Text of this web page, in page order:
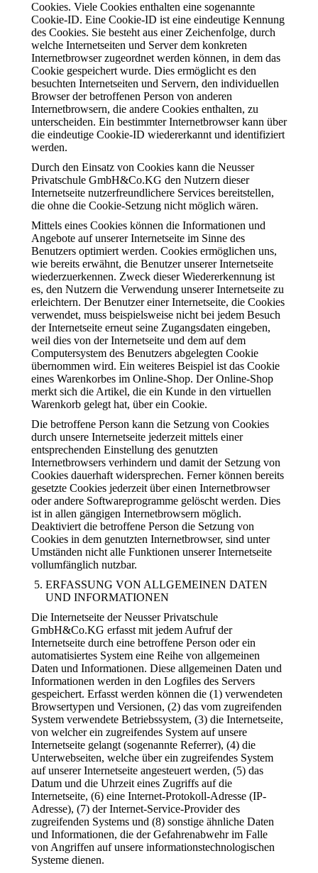
Cookies. Viele Cookies enthalten eine sogenannte
Cookie-ID. Eine Cookie-ID ist eine eindeutige Kennung
des Cookies. Sie besteht aus einer Zeichenfolge, durch
welche Internetseiten und Server dem konkreten
Internetbrowser zugeordnet werden können, in dem das
Cookie gespeichert wurde. Dies ermöglicht es den
besuchten Internetseiten und Servern, den individuellen
Browser der betroffenen Person von anderen
Internetbrowsern, die andere Cookies enthalten, zu
unterscheiden. Ein bestimmter Internetbrowser kann über
die eindeutige Cookie-ID wiedererkannt und identifiziert
werden.
Durch den Einsatz von Cookies kann die Neusser
Privatschule GmbH&Co.KG den Nutzern dieser
Internetseite nutzerfreundlichere Services bereitstellen,
die ohne die Cookie-Setzung nicht möglich wären.
Mittels eines Cookies können die Informationen und
Angebote auf unserer Internetseite im Sinne des
Benutzers optimiert werden. Cookies ermöglichen uns,
wie bereits erwähnt, die Benutzer unserer Internetseite
wiederzuerkennen. Zweck dieser Wiedererkennung ist
es, den Nutzern die Verwendung unserer Internetseite zu
erleichtern. Der Benutzer einer Internetseite, die Cookies
verwendet, muss beispielsweise nicht bei jedem Besuch
der Internetseite erneut seine Zugangsdaten eingeben,
weil dies von der Internetseite und dem auf dem
Computersystem des Benutzers abgelegten Cookie
übernommen wird. Ein weiteres Beispiel ist das Cookie
eines Warenkorbes im Online-Shop. Der Online-Shop
merkt sich die Artikel, die ein Kunde in den virtuellen
Warenkorb gelegt hat, über ein Cookie.
Die betroffene Person kann die Setzung von Cookies
durch unsere Internetseite jederzeit mittels einer
entsprechenden Einstellung des genutzten
Internetbrowsers verhindern und damit der Setzung von
Cookies dauerhaft widersprechen. Ferner können bereits
gesetzte Cookies jederzeit über einen Internetbrowser
oder andere Softwareprogramme gelöscht werden. Dies
ist in allen gängigen Internetbrowsern möglich.
Deaktiviert die betroffene Person die Setzung von
Cookies in dem genutzten Internetbrowser, sind unter
Umständen nicht alle Funktionen unserer Internetseite
vollumfänglich nutzbar.
ERFASSUNG VON ALLGEMEINEN DATEN
UND INFORMATIONEN
Die Internetseite der Neusser Privatschule
GmbH&Co.KG erfasst mit jedem Aufruf der
Internetseite durch eine betroffene Person oder ein
automatisiertes System eine Reihe von allgemeinen
Daten und Informationen. Diese allgemeinen Daten und
Informationen werden in den Logfiles des Servers
gespeichert. Erfasst werden können die (1) verwendeten
Browsertypen und Versionen, (2) das vom zugreifenden
System verwendete Betriebssystem, (3) die Internetseite,
von welcher ein zugreifendes System auf unsere
Internetseite gelangt (sogenannte Referrer), (4) die
Unterwebseiten, welche über ein zugreifendes System
auf unserer Internetseite angesteuert werden, (5) das
Datum und die Uhrzeit eines Zugriffs auf die
Internetseite, (6) eine Internet-Protokoll-Adresse (IP-
Adresse), (7) der Internet-Service-Provider des
zugreifenden Systems und (8) sonstige ähnliche Daten
und Informationen, die der Gefahrenabwehr im Falle
von Angriffen auf unsere informationstechnologischen
Systeme dienen.